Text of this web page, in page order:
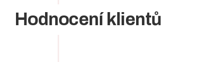
Hodnocení klientů